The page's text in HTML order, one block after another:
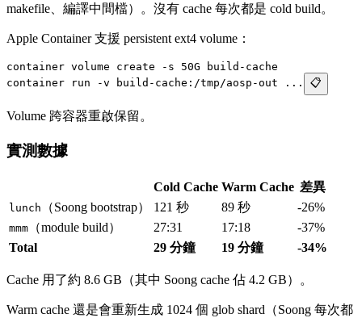
makefile、編譯中間檔）。沒有 cache 每次都是 cold build。
Apple Container 支援 persistent ext4 volume：
container volume create -s 50G build-cache
container run -v build-cache:/tmp/aosp-out ... 📋
Volume 跨容器重啟保留。
實測數據
Cold Cache Warm Cache 差異
lunch （Soong bootstrap） 121 秒 89 秒 -26%
mmm （module build） 27:31 17:18
-37%
Total
29 分鐘 19 分鐘 -34%
Cache 用了約 8.6 GB（其中 Soong cache 佔 4.2 GB）。
Warm cache 還是會重新生成 1024 個 glob shard（Soong 每次都